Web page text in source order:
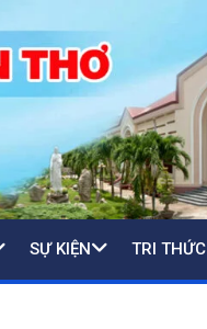
SỰ KIỆN TRI THỨC